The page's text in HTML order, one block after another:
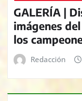
GALERÍA |
imágenes
los
Redacción